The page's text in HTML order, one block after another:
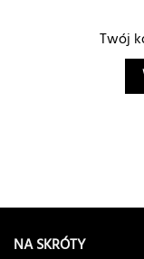
Twój
NA SKRÓTY